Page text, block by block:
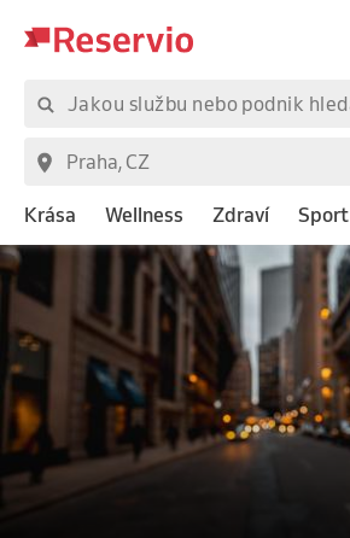
Krása Wellness Zdraví Sport